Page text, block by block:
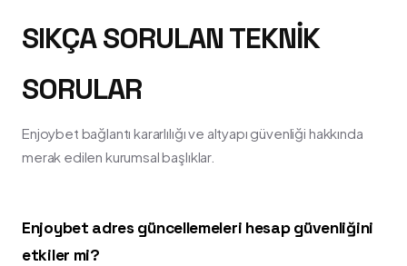
SIKÇA SORULAN TEKNIK
SORULAR
Enjoybet bağlantı kararlılığı ve altyapı güvenliği hakkında
merak edilen kurumsal başlıklar.
Enjoybet adres güncellemeleri hesap güvenliğini
etkiler mi?